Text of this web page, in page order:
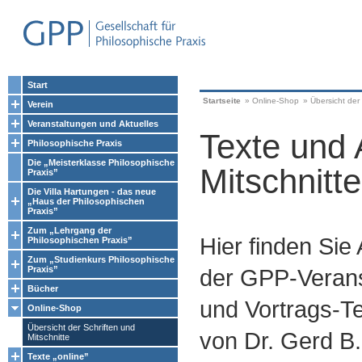
Start
Verein
Veranstaltungen und Aktuelles
Philosophische Praxis
Die „Meisterklasse Philosophische
Praxis”
Die Villa Hartungen - das neue
„Haus der Philosophischen
Praxis”
Zum „Lehrgang der
Philosophischen Praxis”
Zum „Studienkurs Philosophische
Praxis”
Bücher
Online-Shop
Übersicht der Schriften und
Mitschnitte
Texte „online”
Startseite » Online-Shop » Übersicht
Texte und
Mitschnitte
Hier finden Sie
der GPP-
und Vortrags-
von Dr. Gerd